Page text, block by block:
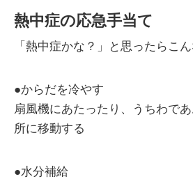
熱中症の応急手当て
「熱中症かな？」と思ったらこ
●からだを冷やす
扇風機にあたったり、うちわで
所に移動する
●水分補給